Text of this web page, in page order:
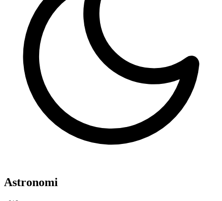
Astronomi